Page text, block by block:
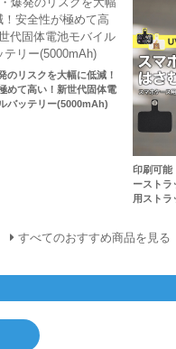
のリスクを大幅に低減！
めて高い！新世代固体電
バッテリー(5000mAh)
印刷可能
ースト
用スト
すべてのおすすめ商品を見る